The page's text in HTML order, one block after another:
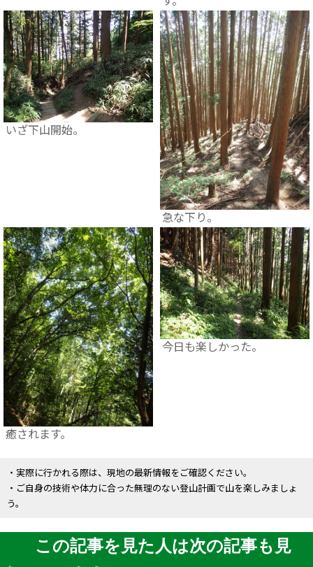
いざ下山開始。
急な下り。
癒されます。
今日も楽しかった。
・実際に行かれる際は、現地の最新情報をご確認ください。
・ご自身の技術や体力に合った無理のない登山計画で山を楽しみましょ
う。
この記事を見た人は次の記事も見